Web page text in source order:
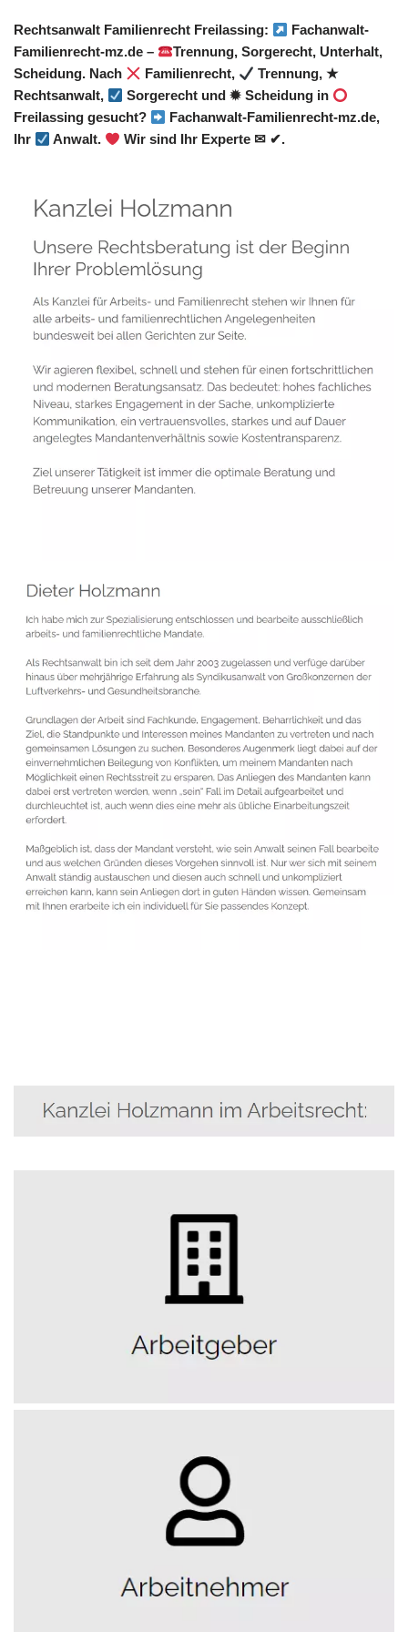
Rechtsanwalt Familienrecht Freilassing:
Fachanwalt-
Familienrecht-mz.de –
Trennung, Sorgerecht, Unterhalt,
Scheidung. Nach
Familienrecht,
Trennung, ★
Rechtsanwalt,
Sorgerecht und ✹ Scheidung in
Freilassing gesucht?
Fachanwalt-Familienrecht-mz.de,
Ihr
Anwalt. Wir sind Ihr Experte ✉ ✔.